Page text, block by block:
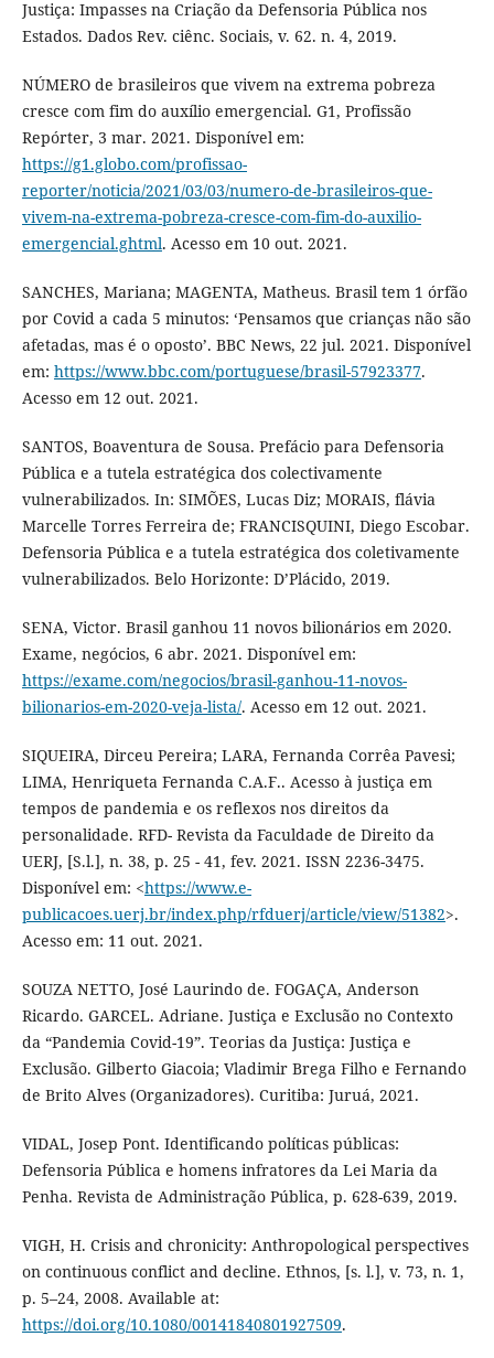
Justiça: Impasses na Criação da Defensoria Pública nos
Estados. Dados Rev. ciênc. Sociais, v. 62. n. 4, 2019.
NÚMERO de brasileiros que vivem na extrema pobreza
cresce com fim do auxílio emergencial. G1, Profissão
Repórter, 3 mar. 2021. Disponível em:
https://g1.globo.com/profissao-
reporter/noticia/2021/03/03/numero-de-brasileiros-que-
vivem-na-extrema-pobreza-cresce-com-fim-do-auxilio-
emergencial.ghtml. Acesso em 10 out. 2021.
SANCHES, Mariana; MAGENTA, Matheus. Brasil tem 1 órfão
por Covid a cada 5 minutos: ‘Pensamos que crianças não são
afetadas, mas é o oposto’. BBC News, 22 jul. 2021. Disponível
em: https://www.bbc.com/portuguese/brasil-57923377.
Acesso em 12 out. 2021.
SANTOS, Boaventura de Sousa. Prefácio para Defensoria
Pública e a tutela estratégica dos colectivamente
vulnerabilizados. In: SIMÕES, Lucas Diz; MORAIS, flávia
Marcelle Torres Ferreira de; FRANCISQUINI, Diego Escobar.
Defensoria Pública e a tutela estratégica dos coletivamente
vulnerabilizados. Belo Horizonte: D’Plácido, 2019.
SENA, Victor. Brasil ganhou 11 novos bilionários em 2020.
Exame, negócios, 6 abr. 2021. Disponível em:
https://exame.com/negocios/brasil-ganhou-11-novos-
bilionarios-em-2020-veja-lista/. Acesso em 12 out. 2021.
SIQUEIRA, Dirceu Pereira; LARA, Fernanda Corrêa Pavesi;
LIMA, Henriqueta Fernanda C.A.F.. Acesso à justiça em
tempos de pandemia e os reflexos nos direitos da
personalidade. RFD- Revista da Faculdade de Direito da
UERJ, [S.l.], n. 38, p. 25 - 41, fev. 2021. ISSN 2236-3475.
Disponível em: <https://www.e-
publicacoes.uerj.br/index.php/rfduerj/article/view/51382>.
Acesso em: 11 out. 2021.
SOUZA NETTO, José Laurindo de. FOGAÇA, Anderson
Ricardo. GARCEL. Adriane. Justiça e Exclusão no Contexto
da “Pandemia Covid-19”. Teorias da Justiça: Justiça e
Exclusão. Gilberto Giacoia; Vladimir Brega Filho e Fernando
de Brito Alves (Organizadores). Curitiba: Juruá, 2021.
VIDAL, Josep Pont. Identificando políticas públicas:
Defensoria Pública e homens infratores da Lei Maria da
Penha. Revista de Administração Pública, p. 628-639, 2019.
VIGH, H. Crisis and chronicity: Anthropological perspectives
on continuous conflict and decline. Ethnos, [s. l.], v. 73, n. 1,
p. 5–24, 2008. Available at:
https://doi.org/10.1080/00141840801927509.